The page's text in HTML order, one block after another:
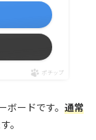
ポチップ
ボードです。 通常
。